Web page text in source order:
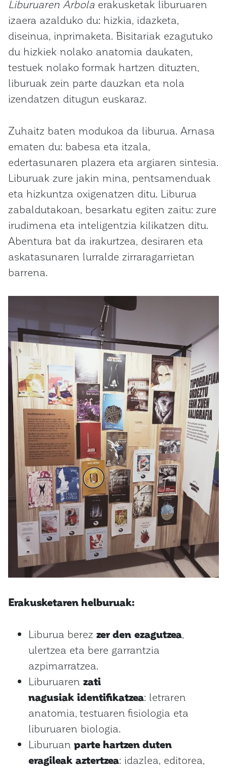
Liburuaren Arbola erakusketak liburuaren
izaera azalduko du: hizkia, idazketa,
diseinua, inprimaketa. Bisitariak ezagutuko
du hizkiek nolako anatomia daukaten,
testuek nolako formak hartzen dituzten,
liburuak zein parte dauzkan eta nola
izendatzen ditugun euskaraz.
Zuhaitz baten modukoa da liburua. Arnasa
ematen du: babesa eta itzala,
edertasunaren plazera eta argiaren sintesia.
Liburuak zure jakin mina, pentsamenduak
eta hizkuntza oxigenatzen ditu. Liburua
zabaldutakoan, besarkatu egiten zaitu: zure
irudimena eta inteligentzia kilikatzen ditu.
Abentura bat da irakurtzea, desiraren eta
askatasunaren lurralde zirraragarrietan
barrena.
Erakusketaren helburuak:
Liburua berez zer den ezagutzea
ulertzea eta bere garrantzia
azpimarratzea.
Liburuaren zati
nagusiak identifikatzea: letraren
anatomia, testuaren fisiologia eta
liburuaren biologia.
Liburuan parte hartzen duten
eragileak aztertzea: idazlea, editorea,